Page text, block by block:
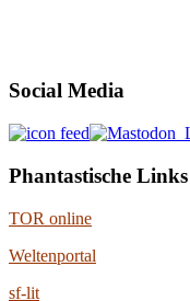
Social Media
Phantastische Links
TOR online
Weltenportal
sf-lit